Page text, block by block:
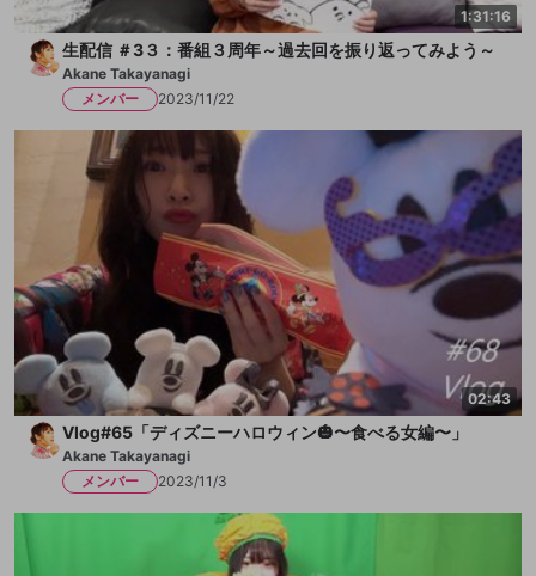
1:31:16
生配信 ＃3３：番組３周年～過去回を振り返ってみよう～
Akane Takayanagi
メンバー
2023/11/22
02:43
Vlog#65「ディズニーハロウィン🎃〜食べる女編〜」
Akane Takayanagi
メンバー
2023/11/3